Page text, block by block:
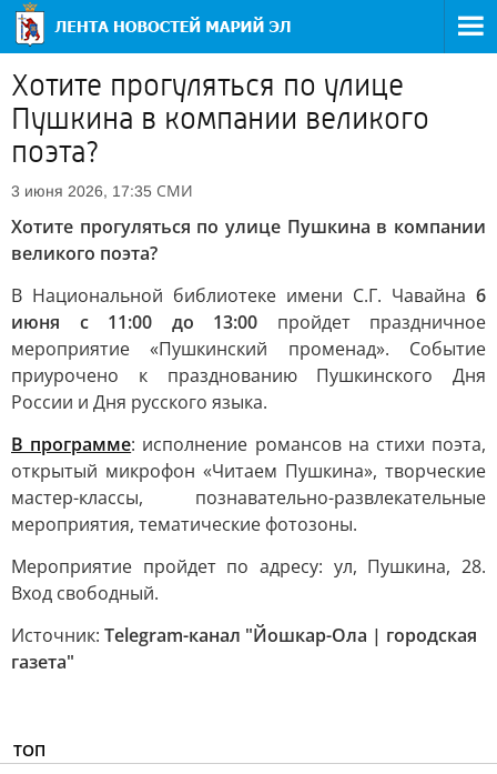
Хотите прогуляться по улице
Пушкина в компании великого
поэта?
3 июня 2026, 17:35 СМИ
Хотите прогуляться по улице Пушкина в компании
великого поэта?
В Национальной библиотеке имени С.Г. Чавайна 6
июня с 11:00 до 13:00 пройдет праздничное
мероприятие «Пушкинский променад». Событие
приурочено к празднованию Пушкинского Дня
России и Дня русского языка.
В программе: исполнение романсов на стихи поэта,
открытый микрофон «Читаем Пушкина», творческие
мастер-классы, познавательно-развлекательные
мероприятия, тематические фотозоны.
Мероприятие пройдет по адресу: ул, Пушкина, 28.
Вход свободный.
Источник: Telegram-канал "Йошкар-Ола | городская
газета"
ТОП